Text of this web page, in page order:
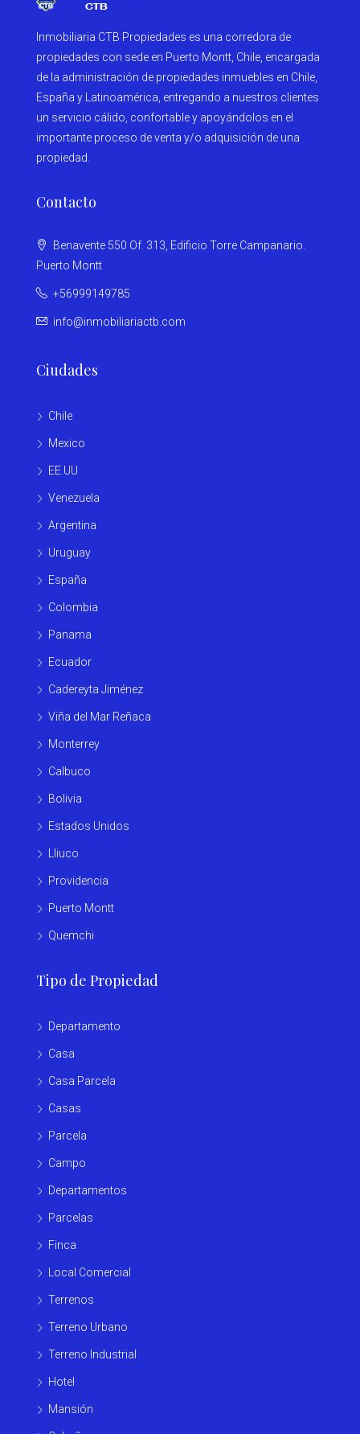
Inmobiliaria CTB Propiedades es una corredora de
propiedades con sede en Puerto Montt, Chile, encargada
de la administración de propiedades inmuebles en Chile,
España y Latinoamérica, entregando a nuestros clientes
un servicio cálido, confortable y apoyándolos en el
importante proceso de venta y/o adquisición de una
propiedad.
Contacto
Benavente 550 Of. 313, Edificio Torre Campanario.
Puerto Montt
+56999149785
info@inmobiliariactb.com
Ciudades
Chile
Mexico
EE.UU
Venezuela
Argentina
Uruguay
España
Colombia
Panama
Ecuador
Cadereyta Jiménez
Viña del Mar Reñaca
Monterrey
Calbuco
Bolivia
Estados Unidos
Lliuco
Providencia
Puerto Montt
Quemchi
Tipo de Propiedad
Departamento
Casa
Casa Parcela
Casas
Parcela
Campo
Departamentos
Parcelas
Finca
Local Comercial
Terrenos
Terreno Urbano
Terreno Industrial
Hotel
Mansión